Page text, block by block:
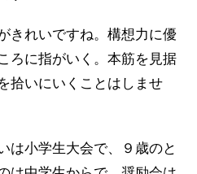
きれいですね。構想力に優
ろに指がいく。本筋を見据
拾いにいくことはしませ
は小学生大会で、９歳のと